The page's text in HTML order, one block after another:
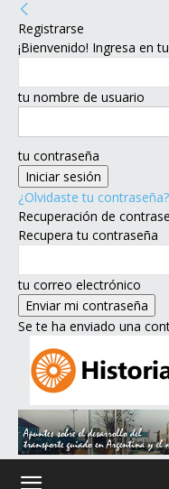
Registrarse
¡Bienvenido! Ingresa en
tu nombre de usuario
tu contraseña
¿Olvidaste tu
Recuperación de
Recupera tu contraseña
tu correo electrónico
Se te ha enviado una